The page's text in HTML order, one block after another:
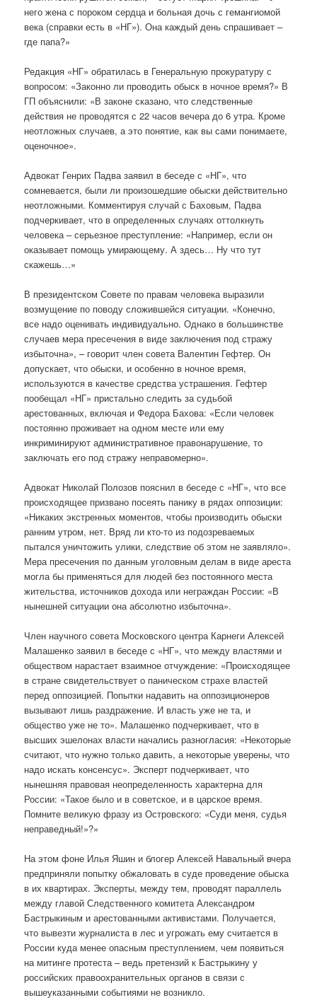
него жена с пороком сердца и больная дочь с гемангиомой
века (справки есть в «НГ»). Она каждый день спрашивает –
где папа?»
Редакция «НГ» обратилась в Генеральную прокуратуру с
вопросом: «Законно ли проводить обыск в ночное время?» В
ГП объяснили: «В законе сказано, что следственные
действия не проводятся с 22 часов вечера до 6 утра. Кроме
неотложных случаев, а это понятие, как вы сами понимаете,
оценочное».
Адвокат Генрих Падва заявил в беседе с «НГ», что
сомневается, были ли произошедшие обыски действительно
неотложными. Комментируя случай с Баховым, Падва
подчеркивает, что в определенных случаях оттолкнуть
человека – серьезное преступление: «Например, если он
оказывает помощь умирающему. А здесь… Ну что тут
скажешь…»
В президентском Совете по правам человека выразили
возмущение по поводу сложившейся ситуации. «Конечно,
все надо оценивать индивидуально. Однако в большинстве
случаев мера пресечения в виде заключения под стражу
избыточна», – говорит член совета Валентин Гефтер. Он
допускает, что обыски, и особенно в ночное время,
используются в качестве средства устрашения. Гефтер
пообещал «НГ» пристально следить за судьбой
арестованных, включая и Федора Бахова: «Если человек
постоянно проживает на одном месте или ему
инкриминируют административное правонарушение, то
заключать его под стражу неправомерно».
Адвокат Николай Полозов пояснил в беседе с «НГ», что все
происходящее призвано посеять панику в рядах оппозиции:
«Никаких экстренных моментов, чтобы производить обыски
ранним утром, нет. Вряд ли кто-то из подозреваемых
пытался уничтожить улики, следствие об этом не заявляло».
Мера пресечения по данным уголовным делам в виде ареста
могла бы применяться для людей без постоянного места
жительства, источников дохода или неграждан России: «В
нынешней ситуации она абсолютно избыточна».
Член научного совета Московского центра Карнеги Алексей
Малашенко заявил в беседе с «НГ», что между властями и
обществом нарастает взаимное отчуждение: «Происходящее
в стране свидетельствует о паническом страхе властей
перед оппозицией. Попытки надавить на оппозиционеров
вызывают лишь раздражение. И власть уже не та, и
общество уже не то». Малашенко подчеркивает, что в
высших эшелонах власти начались разногласия: «Некоторые
считают, что нужно только давить, а некоторые уверены, что
надо искать консенсус». Эксперт подчеркивает, что
нынешняя правовая неопределенность характерна для
России: «Такое было и в советское, и в царское время.
Помните великую фразу из Островского: «Суди меня, судья
неправедный!»?»
На этом фоне Илья Яшин и блогер Алексей Навальный вчера
предприняли попытку обжаловать в суде проведение обыска
в их квартирах. Эксперты, между тем, проводят параллель
между главой Следственного комитета Александром
Бастрыкиным и арестованными активистами. Получается,
что вывезти журналиста в лес и угрожать ему считается в
России куда менее опасным преступлением, чем появиться
на митинге протеста – ведь претензий к Бастрыкину у
российских правоохранительных органов в связи с
вышеуказанными событиями не возникло.